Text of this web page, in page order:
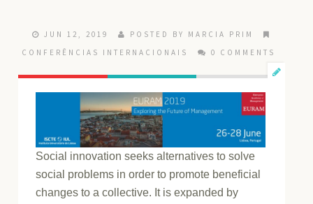
JUN 12, 2019
POSTED BY MARCIA PRIM
CONFERÊNCIAS INTERNACIONAIS
0 COMMENTS
Social innovation seeks alternatives to solve
social problems in order to promote beneficial
changes to a collective. It is expanded by